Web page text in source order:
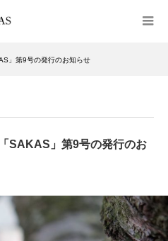
」第9号の発行のお知らせ
SAKAS」第9号の発行のお